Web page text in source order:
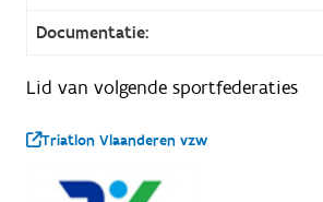
Documentatie:
Lid van volgende sportfederaties
Triatlon Vlaanderen vzw